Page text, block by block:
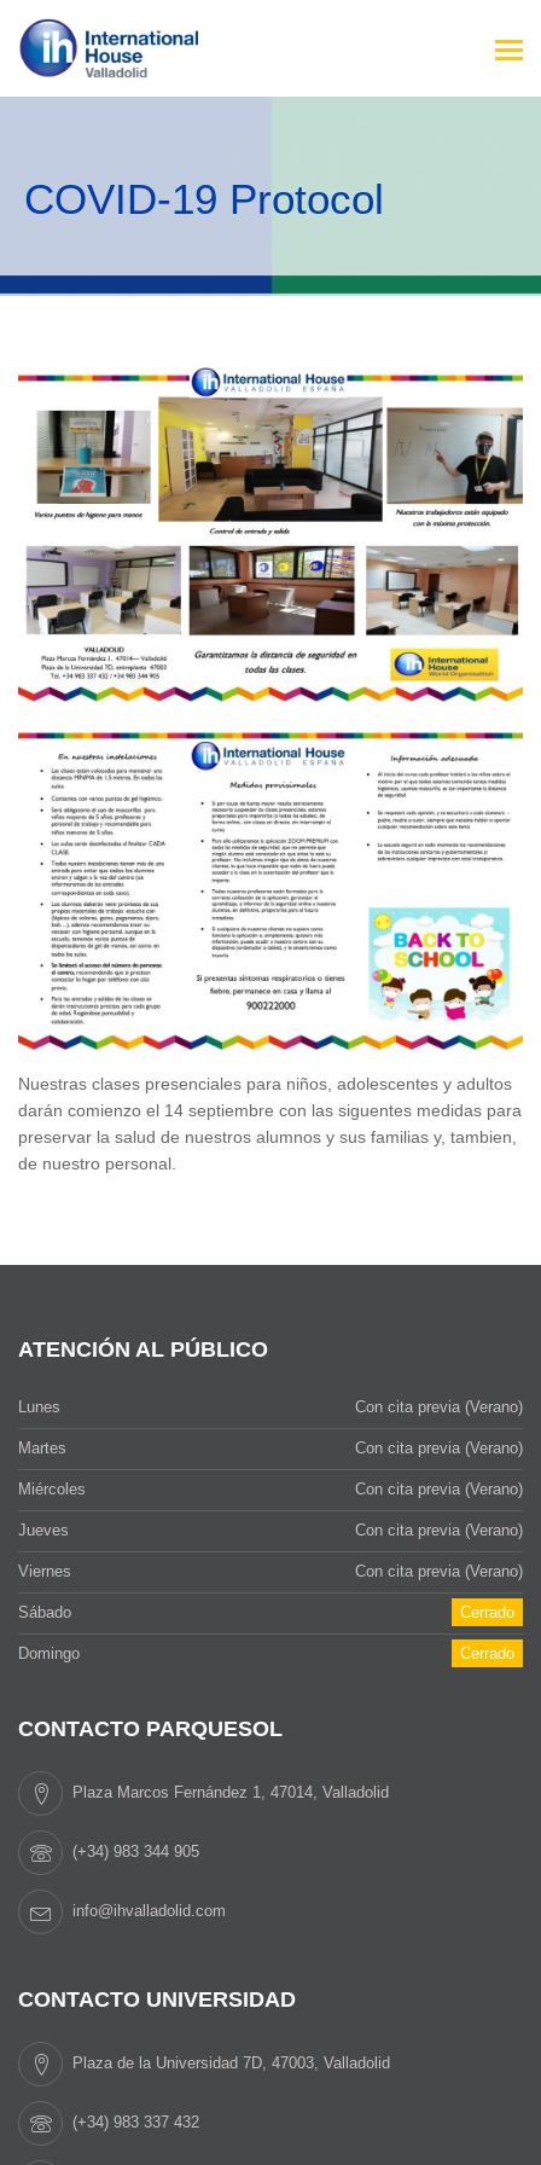
COVID-19 Protocol
Nuestras clases presenciales para niños, adolescentes y adultos
darán comienzo el 14 septiembre con las siguentes medidas para
preservar la salud de nuestros alumnos y sus familias y, tambien,
de nuestro personal.
ATENCIÓN AL PÚBLICO
Lunes Con cita previa (Verano)
Martes Con cita previa (Verano)
Miércoles Con cita previa (Verano)
Jueves Con cita previa (Verano)
Viernes Con cita previa (Verano)
Sábado Cerrado
Domingo Cerrado
CONTACTO PARQUESOL
Plaza Marcos Fernández 1, 47014, Valladolid
(+34) 983 344 905
info@ihvalladolid.com
CONTACTO UNIVERSIDAD
Plaza de la Universidad 7D, 47003, Valladolid
(+34) 983 337 432